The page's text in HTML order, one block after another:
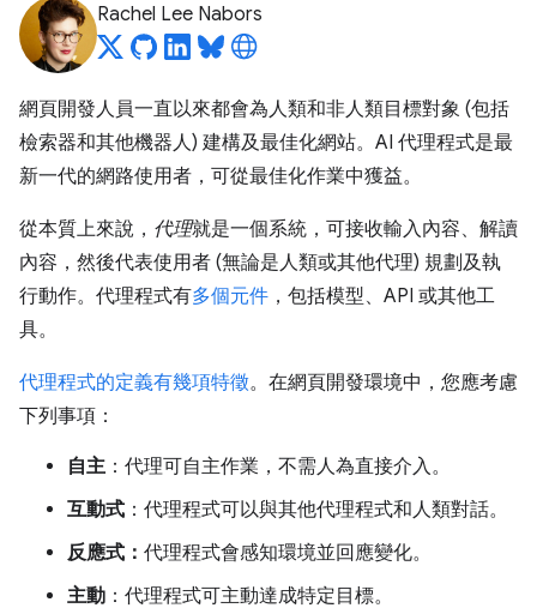
Rachel Lee Nabors
網頁開發人員一直以來都會為人類和非人類目標對象 (包括
檢索器和其他機器人) 建構及最佳化網站。AI 代理程式是最
新一代的網路使用者，可從最佳化作業中獲益。
從本質上來說， 代理就是一個系統，可接收輸入內容、解讀
內容，然後代表使用者 (無論是人類或其他代理) 規劃及執
行動作。代理程式有多個元件 ，包括模型、API 或其他工
具。
代理程式的定義有幾項特徵。在網頁開發環境中，您應考慮
下列事項：
自主 ：代理可自主作業，不需人為直接介入。
互動式 ：代理程式可以與其他代理程式和人類對話。
反應式： 代理程式會感知環境並回應變化。
主動 ：代理程式可主動達成特定目標。